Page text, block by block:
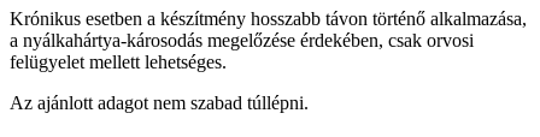
Krónikus esetben a készítmény hosszabb távon történő alkalmazása,
a nyálkahártya-károsodás megelőzése érdekében, csak orvosi
felügyelet mellett lehetséges.
Az ajánlott adagot nem szabad túllépni.